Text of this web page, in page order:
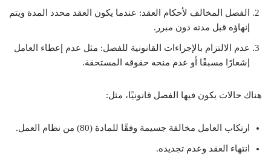
الفصل المخالف لأحكام العقد: عندما يكون العقد محدد المدة ويتم
إنهاؤه قبل مدته دون مبرر.
عدم الالتزام بالإجراءات القانونية للفصل: مثل عدم إعطاء العامل
إشعارًا مسبقًا أو عدم منحه حقوقه المستحقة.
هناك حالات يكون فيها الفصل قانونيًا، مثل:
ارتكاب العامل مخالفة جسيمة وفقًا للمادة (80) من نظام العمل.
انتهاء العقد وعدم تجديده.